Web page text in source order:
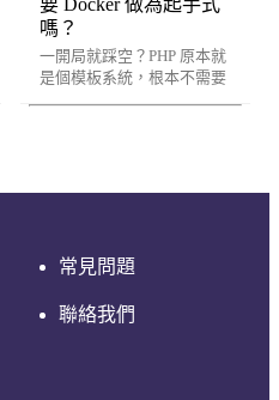
嗎？
一開局就踩空？PHP 原本就
是個模板系統，根本不需要
常見問題
聯絡我們